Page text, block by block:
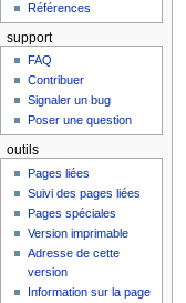
Références
support
FAQ
Contribuer
Signaler un bug
Poser une question
outils
Pages liées
Suivi des pages liées
Pages spéciales
Version imprimable
Adresse de cette
version
Information sur la page